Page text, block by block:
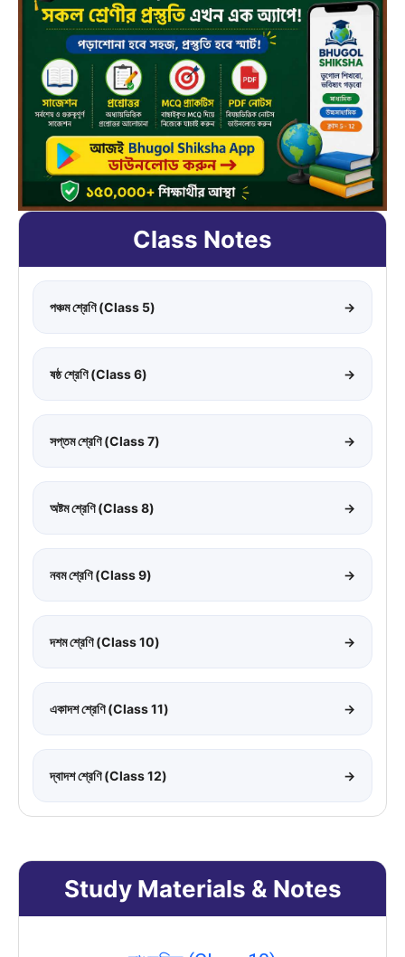
Class Notes
পঞ্চম শ্রেণি (Class 5) →
ষষ্ঠ শ্রেণি (Class 6) →
সপ্তম শ্রেণি (Class 7) →
অষ্টম শ্রেণি (Class 8) →
নবম শ্রেণি (Class 9) →
দশম শ্রেণি (Class 10) →
একাদশ শ্রেণি (Class 11) →
দ্বাদশ শ্রেণি (Class 12) →
Study Materials & Notes